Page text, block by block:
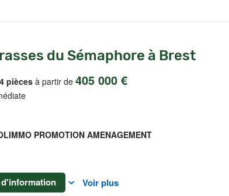
du Sémaphore à Brest
pièces à partir de 405 000 €
PROMOTION AMENAGEMENT
d'information Voir plus